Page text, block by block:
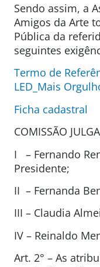
Sendo assim, a
Amigos da Arte
Pública da
seguintes
Termo de
LED_Mais
Ficha cadastral
COMISSÃO
I – Fernando
Presidente;
II – Fernanda
III – Claudia
IV – Reinaldo
Art. 2° – As